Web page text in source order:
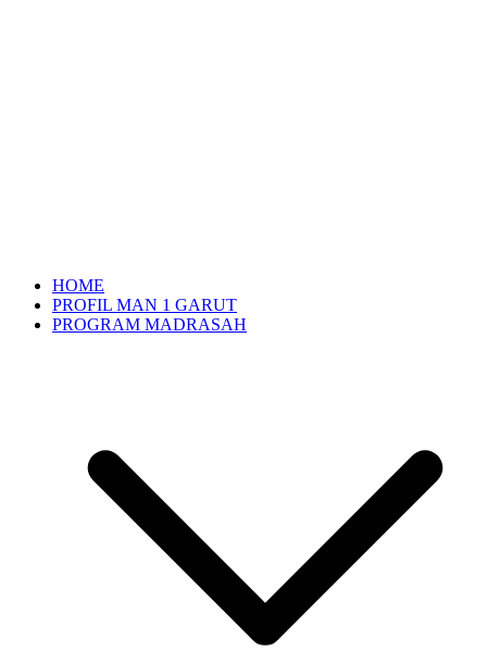
HOME
PROFIL MAN 1 GARUT
PROGRAM MADRASAH